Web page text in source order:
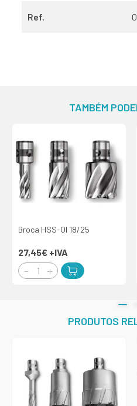
Ref.
TAMBÉM
Broca HSS-QI 18/25
27,45€ +IVA
PRODUTOS